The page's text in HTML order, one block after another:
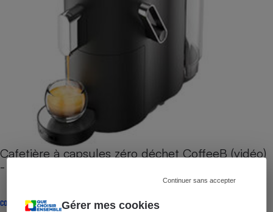
Gérer mes cookies
Continuer sans accepter
Cafetière à capsules zéro déchet CoffeeB (vidéo)
- Premières impressions
CONSEILS